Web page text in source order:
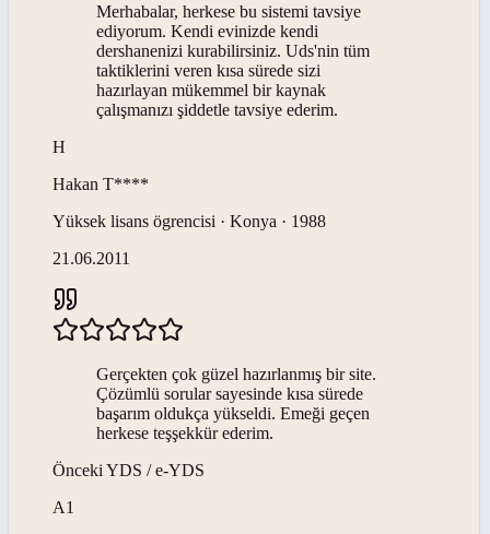
Merhabalar, herkese bu sistemi tavsiye
ediyorum. Kendi evinizde kendi
dershanenizi kurabilirsiniz. Uds'nin tüm
taktiklerini veren kısa sürede sizi
hazırlayan mükemmel bir kaynak
çalışmanızı şiddetle tavsiye ederim.
H
Hakan T****
Yüksek lisans ögrencisi · Konya · 1988
21.06.2011
Gerçekten çok güzel hazırlanmış bir site.
Çözümlü sorular sayesinde kısa sürede
başarım oldukça yükseldi. Emeği geçen
herkese teşşekkür ederim.
Önceki YDS / e-YDS
A1